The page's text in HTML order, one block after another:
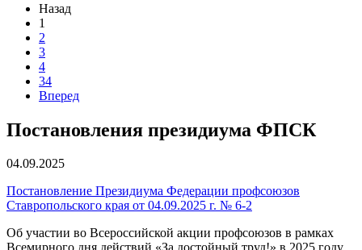
Назад
1
2
3
4
34
Вперед
Постановления президиума ФПСК
04.09.2025
Постановление Президиума Федерации профсоюзов
Ставропольского края от 04.09.2025 г. № 6-2
Об участии во Всероссийской акции профсоюзов в рамках